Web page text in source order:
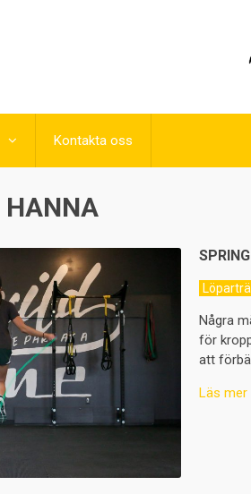
Kontakta oss
HANNA
Några
för
att
Läs mer